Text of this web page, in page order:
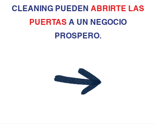
CLEANING PUEDEN ABRIRTE LAS
PUERTAS A UN NEGOCIO
PROSPERO.